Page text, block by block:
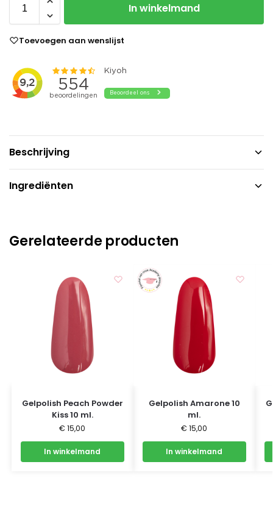
In winkelmand
Toevoegen aan wenslijst
Beschrijving
Ingrediënten
Gerelateerde producten
Gelpolish Peach Powder
Kiss 10 ml.
€ 15,00
In winkelmand
Gelpolish Amarone 10
ml.
€ 15,00
In winkelmand